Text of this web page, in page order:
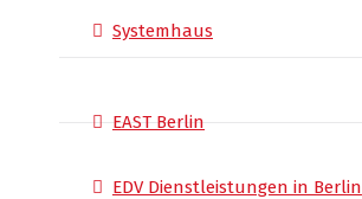
Systemhaus
EAST Berlin
EDV Dienstleistungen in Berlin